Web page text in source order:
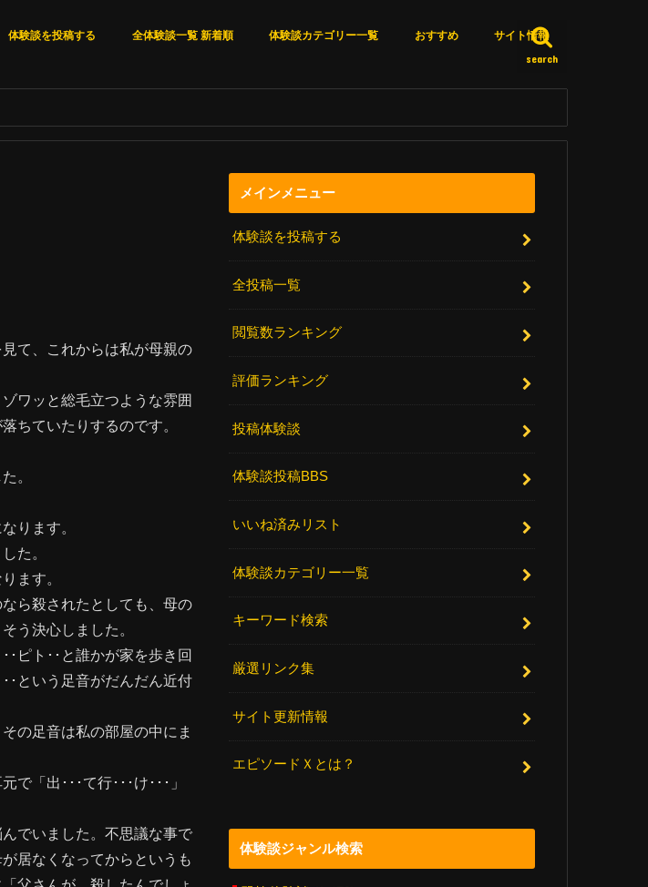
search
体験談を投稿する 全体験談一覧 新着順 体験談カテゴリー一覧 おすすめ サイト情報
て、これからは私が母親の
ワッと総毛立つような雰囲
ちていたりするのです。
。
ります。
た。
ます。
ら殺されたとしても、母の
う決心しました。
･ピト･･と誰かが家を歩き回
･という足音がだんだん近付
の足音は私の部屋の中にま
「出･･･て行･･･け･･･」
でいました。不思議な事で
居なくなってからというも
メインメニュー
体験談を投稿する
全投稿一覧
閲覧数ランキング
評価ランキング
投稿体験談
体験談投稿BBS
いいね済みリスト
体験談カテゴリー一覧
キーワード検索
厳選リンク集
サイト更新情報
エピソードＸとは？
体験談ジャンル検索